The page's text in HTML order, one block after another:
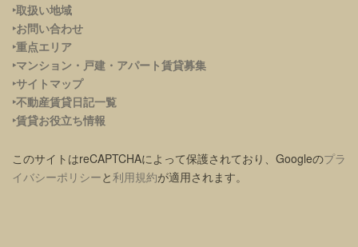
‣取扱い地域
‣お問い合わせ
‣重点エリア
‣マンション・戸建・アパート賃貸募集
‣サイトマップ
‣不動産賃貸日記一覧
‣賃貸お役立ち情報
このサイトはreCAPTCHAによって保護されており、Googleのプラ
イバシーポリシーと利用規約が適用されます。